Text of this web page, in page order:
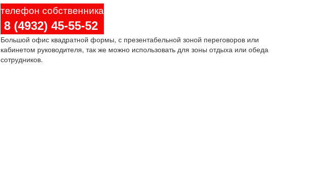
телефон собственника
8 (4932) 45-55-52
Большой офис квадратной формы, с презентабельной зоной переговоров или
кабинетом руководителя, так же можно использовать для зоны отдыха или обеда
сотрудников.